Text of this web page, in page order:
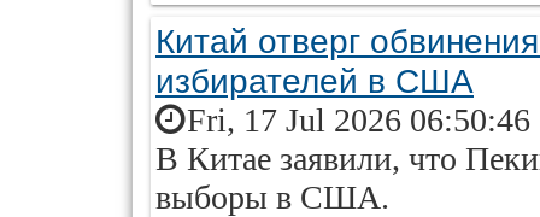
Китай отверг
избирателей в США
Fri, 17 Jul 2026 06:50:46
В Китае заявили, что
выборы в США.